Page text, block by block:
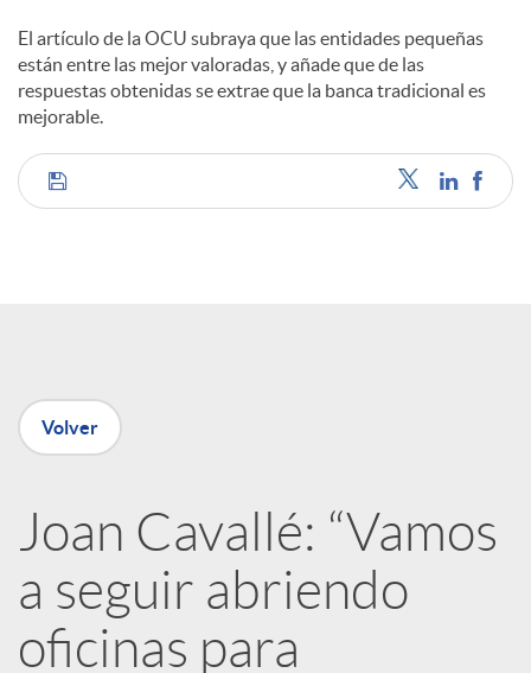
t
e
n
o
El artículo de la OCU subraya que las entidades pequeñas
están entre las mejor valoradas, y añade que de las
respuestas obtenidas se extrae que la banca tradicional es
mejorable.
C
p
a
r
Volver
Joan Cavallé: “Vamos
a seguir abriendo
oficinas para